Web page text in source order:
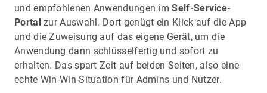
und empfohlenen Anwendungen imSelf-Service-
Portal zur Auswahl. Dort genügt ein Klick auf die App
und die Zuweisung auf das eigene Gerät, um die
Anwendung dann schlüsselfertig und sofort zu
erhalten. Das spart Zeit auf beiden Seiten, also eine
echte Win-Win-Situation für Admins und Nutzer.